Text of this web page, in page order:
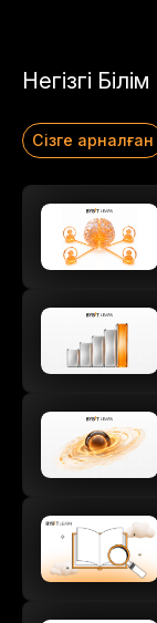
Негізгі Білім
Сізге арналған